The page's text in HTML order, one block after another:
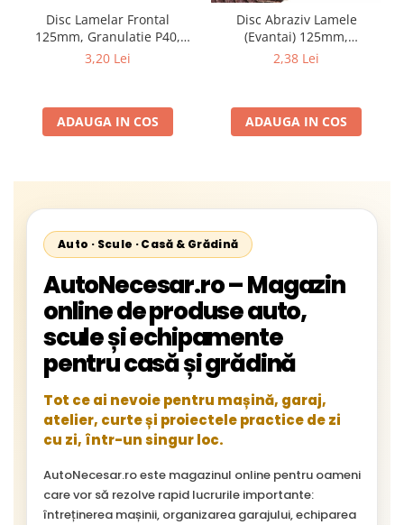
Disc Lamelar Frontal
125mm, Granulatie P40,
Abraziv Premium din
13300 RPM, pentru Slefuire
Otel, Inox, Lemn si Metal,
3,20 Lei
ADAUGA IN COS
Disc Abraziv Lamele
(Evantai) 125mm,
Granulație , pentru Metal și
2,38 Lei
ADAUGA IN COS
Auto · Scule · Casă & Grădină
AutoNecesar.ro – Magazin
online de produse auto,
scule și echipamente
pentru casă și grădină
Tot ce ai nevoie pentru mașină, garaj,
atelier, curte și proiectele practice de zi
cu zi, într-un singur loc.
AutoNecesar.ro este magazinul online pentru oameni
care vor să rezolve rapid lucrurile importante:
întreținerea mașinii, organizarea garajului, echiparea